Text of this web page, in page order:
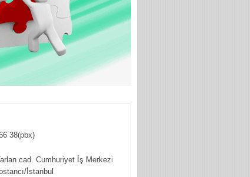
38(pbx)
cad. Cumhuriyet İş Merkezi
İstanbul